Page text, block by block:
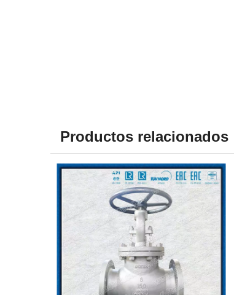
Productos relacionados